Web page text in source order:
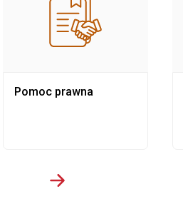
Pomoc prawna